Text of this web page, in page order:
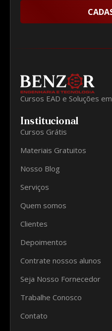
Cursos EAD e Soluções
Institucional
Cursos Grátis
Materiais Gratuitos
Nosso Blog
Serviços
Quem somos
Clientes
Depoimentos
Contrate nossos alunos
Seja Nosso Fornecedor
Trabalhe Conosco
Contato